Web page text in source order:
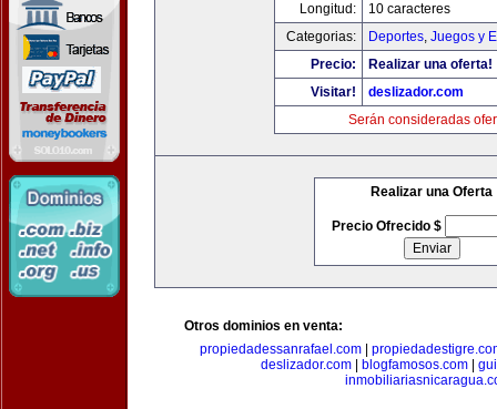
Longitud:
10 caracteres
Categorias:
Deportes, Juegos y
Precio:
Realizar una oferta!
Visitar!
deslizador.com
Serán consideradas
Realizar una Oferta
Precio Ofrecido $
Otros dominios en venta:
propiedadessanrafael.com
deslizador.com| blogfamosos.com|